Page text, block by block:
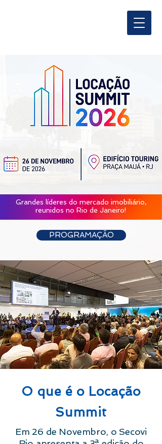
Grandes líderes do mercado imobiliário,
reunidos no Rio de Janeiro!
PROGRAMAÇÃO
O que é o Locação
Summit
Em 26 de Novembro, o Secovi